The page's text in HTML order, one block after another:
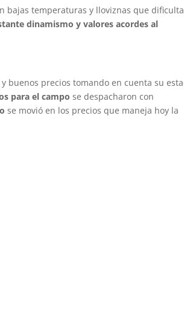
bajas temperaturas y lloviznas que
dinamismo y valores acordes al
buenos precios tomando en cuenta su
para el campo se despacharon con
se movió en los precios que maneja hoy la